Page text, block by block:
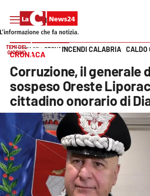
Cronaca
Politica
Attualità
Economia e lavoro
Vai
TEMI DEL
GIORNO
INCENDI CALABRIA CALDO
HOME PAGE CRONACA
CRONACA
Corruzione, il generale
sospeso Oreste
cittadino onorario di